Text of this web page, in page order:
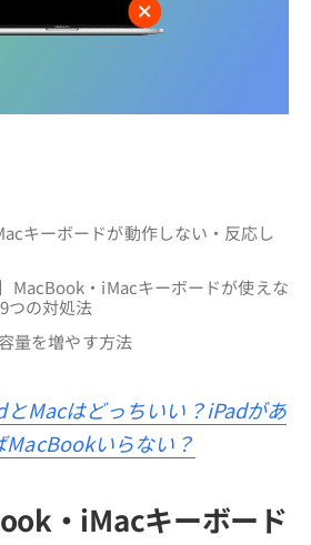
キーボードが動作しない・反応し
MacBook・iMacキーボードが使えな
つの対処法
量を増やす方法
とMacはどっちいい？iPadがあ
MacBookいらない？
・iMacキーボード